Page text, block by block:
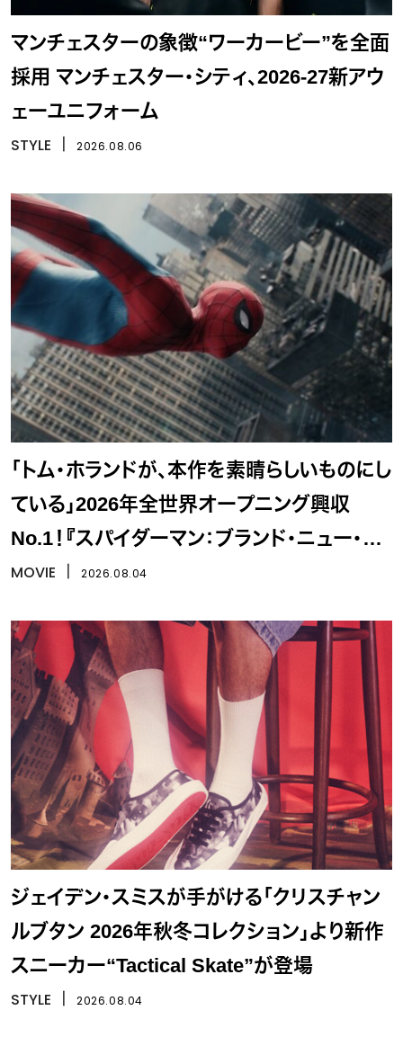
マンチェスターの象徴“ワーカービー”を全面
採用 マンチェスター・シティ、2026-27新アウ
ェーユニフォーム
STYLE 2026.08.06
「トム・ホランドが、本作を素晴らしいものにし
ている」2026年全世界オープニング興収
No.1！『スパイダーマン：ブランド・ニュー・デ
イ』
MOVIE 2026.08.04
ジェイデン・スミスが手がける「クリスチャン
ルブタン 2026年秋冬コレクション」より新作
スニーカー“Tactical Skate”が登場
STYLE 2026.08.04